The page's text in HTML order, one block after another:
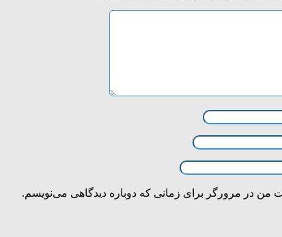
من در مرورگر برای زمانی که دوباره دیدگاهی می‌نویسم.